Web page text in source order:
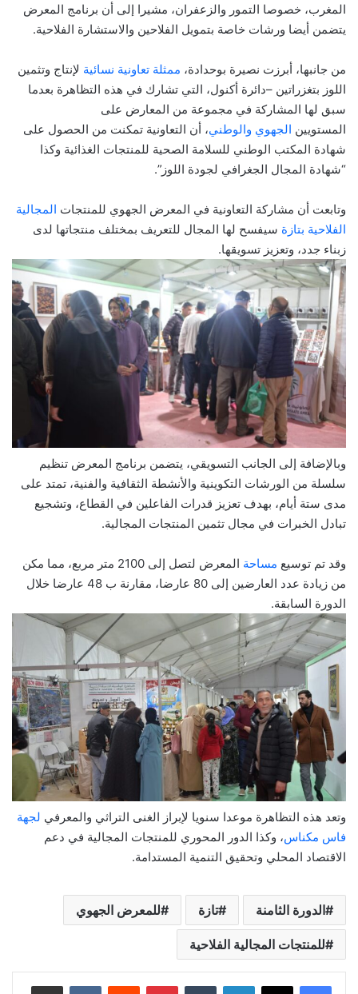
المغرب، خصوصا التمور والزعفران، مشيرا إلى أن برنامج المعرض
يتضمن أيضا ورشات خاصة بتمويل الفلاحين والاستشارة الفلاحية.
من جانبها، أبرزت نصيرة بوحدادة، ممثلة تعاونية نسائية لإنتاج وتثمين
اللوز بتغزراتين –دائرة أكنول، التي تشارك في هذه التظاهرة بعدما
سبق لها المشاركة في مجموعة من المعارض على
المستويين الجهوي والوطني، أن التعاونية تمكنت من الحصول على
شهادة المكتب الوطني للسلامة الصحية للمنتجات الغذائية وكذا
“شهادة المجال الجغرافي لجودة اللوز”.
وتابعت أن مشاركة التعاونية في المعرض الجهوي للمنتجات المجالية
الفلاحية بتازة سيفسح لها المجال للتعريف بمختلف منتجاتها لدى
زبناء جدد، وتعزيز تسويقها.
وبالإضافة إلى الجانب التسويقي، يتضمن برنامج المعرض تنظيم
سلسلة من الورشات التكوينية والأنشطة الثقافية والفنية، تمتد على
مدى ستة أيام، بهدف تعزيز قدرات الفاعلين في القطاع، وتشجيع
تبادل الخبرات في مجال تثمين المنتجات المجالية.
وقد تم توسيع مساحة
المعرض لتصل إلى 2100 متر مربع، مما مكن
من زيادة عدد العارضين إلى 80 عارضا، مقارنة ب 48 عارضا خلال
الدورة السابقة.
وتعد هذه التظاهرة موعدا سنويا لإبراز الغنى التراثي والمعرفي لجهة
فاس مكناس، وكذا الدور المحوري للمنتجات المجالية في دعم
الاقتصاد المحلي وتحقيق التنمية المستدامة.
الدورة الثامنة تازة للمعرض الجهوي
للمنتجات المجالية الفلاحية
لينكدإن بينتيريست مشاركة عبر البريد